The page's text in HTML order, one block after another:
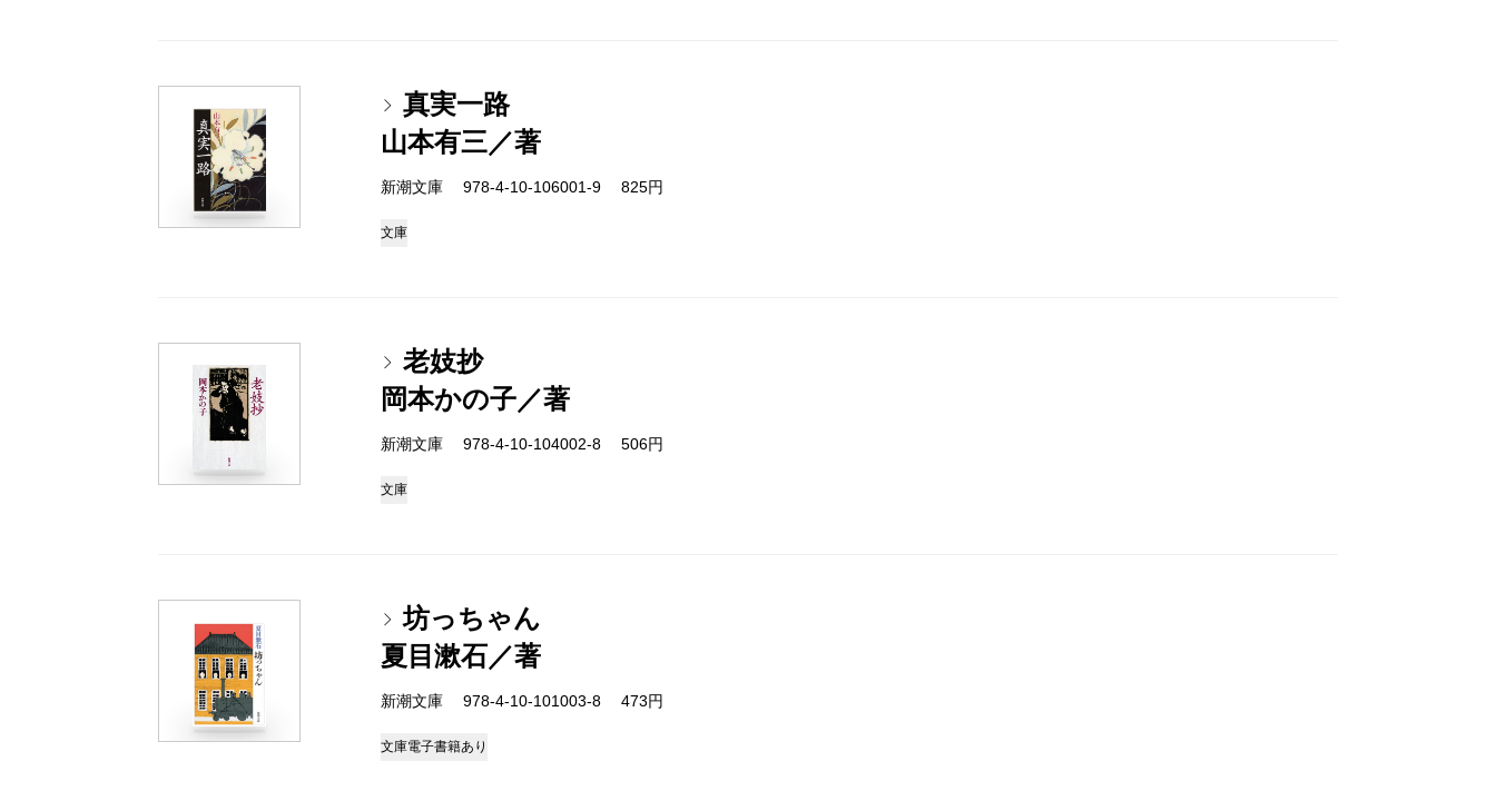
真実一路
山本有三／著
新潮文庫 978-4-10-106001-9 825円
文庫
老妓抄
岡本かの子／著
新潮文庫 978-4-10-104002-8 506円
文庫
坊っちゃん
夏目漱石／著
新潮文庫 978-4-10-101003-8 473円
文庫電子書籍あり